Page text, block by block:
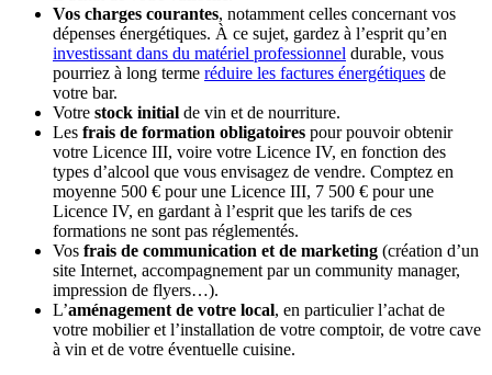
Vos charges courantes, notamment celles concernant vos
dépenses énergétiques. À ce sujet, gardez à l’esprit qu’en
investissant dans du matériel professionnel durable, vous
pourriez à long terme réduire les factures énergétiques de
votre bar.
Votre stock initial de vin et de nourriture.
Les frais de formation obligatoires pour pouvoir obtenir
votre Licence III, voire votre Licence IV, en fonction des
types d’alcool que vous envisagez de vendre. Comptez en
moyenne 500 € pour une Licence III, 7 500 € pour une
Licence IV, en gardant à l’esprit que les tarifs de ces
formations ne sont pas réglementés.
Vos frais de communication et de marketing (création d’un
site Internet, accompagnement par un community manager,
impression de flyers…).
L’aménagement de votre local, en particulier l’achat de
votre mobilier et l’installation de votre comptoir, de votre cave
à vin et de votre éventuelle cuisine.